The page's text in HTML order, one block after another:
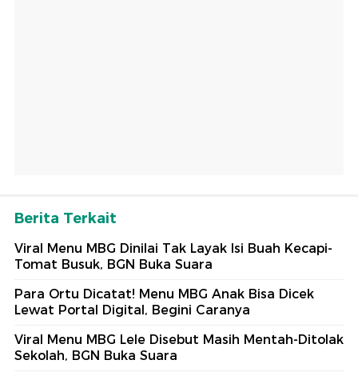
Berita Terkait
Viral Menu MBG Dinilai Tak Layak Isi Buah Kecapi-
Tomat Busuk, BGN Buka Suara
Para Ortu Dicatat! Menu MBG Anak Bisa Dicek
Lewat Portal Digital, Begini Caranya
Viral Menu MBG Lele Disebut Masih Mentah-Ditolak
Sekolah, BGN Buka Suara